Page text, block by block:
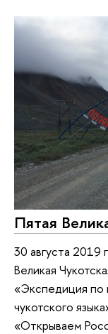
Пятая
30 августа 2019
Великая
«Экспедиция по
чукотского
«Открываем